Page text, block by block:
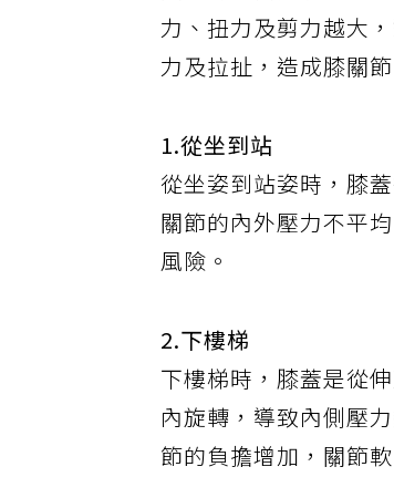
力、扭力及剪力越大
力及拉扯，造成膝關
1.從坐到站
從坐姿到站姿時，膝
關節的內外壓力不平
風險。
2.下樓梯
下樓梯時，膝蓋是從
內旋轉，導致內側壓
節的負擔增加，關節